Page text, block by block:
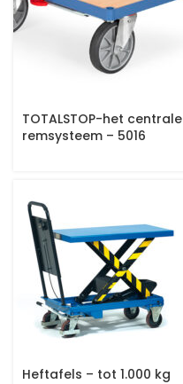
TOTALSTOP-het centrale
remsysteem – 5016
Heftafels – tot 1.000 kg